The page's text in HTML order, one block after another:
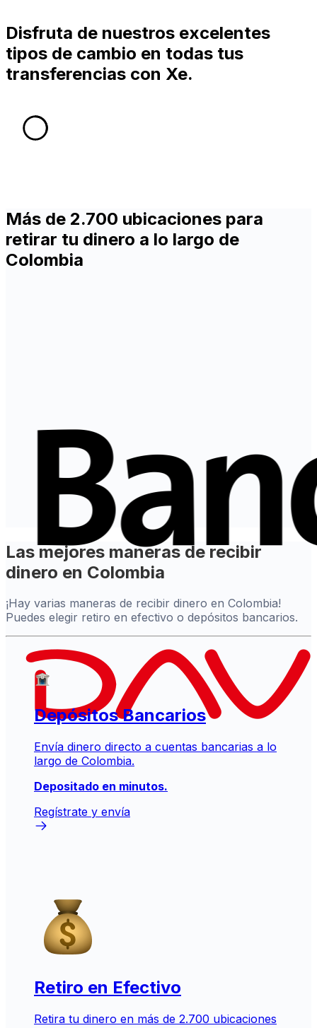
Disfruta de nuestros excelentes
tipos de cambio en todas tus
transferencias con Xe.
Más de 2.700 ubicaciones para
retirar tu dinero a lo largo de
Colombia
Las mejores maneras de recibir
dinero en Colombia
¡Hay varias maneras de recibir dinero en Colombia!
Puedes elegir retiro en efectivo o depósitos bancarios.
Depósitos Bancarios
Envía dinero directo a cuentas bancarias a lo
largo de Colombia.
Depositado en minutos.
Regístrate y envía
Retiro en Efectivo
Retira tu dinero en más de 2.700 ubicaciones